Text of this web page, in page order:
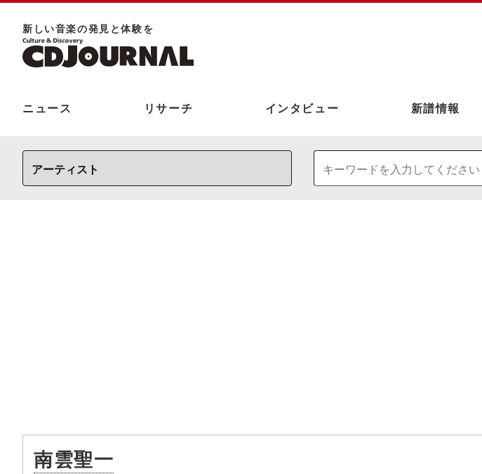
新しい⾳楽の発⾒と体験を
ニュース リサーチ インタビュー 新譜情報
南雲聖一